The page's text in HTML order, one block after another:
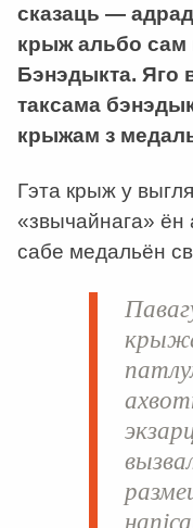
сказаць —
крыж альбо сам
Бэнэдыкта. Яго
таксама
крыжам з
Гэта крыж у
«звычайнага»
сабе медальён